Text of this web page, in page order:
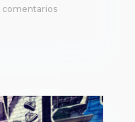
comentarios